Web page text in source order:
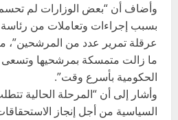
وأضاف أن “بعض الوزارات لم
بسبب إجراءات وتعاملات من
عرقلة تمرير عدد من المرشحين”،
ما زالت متمسكة بمرشحيها وتسعى
الحكومية بأسرع وقت”.
وأشار إلى أن “المرحلة الحالية
السياسية من أجل إنجاز